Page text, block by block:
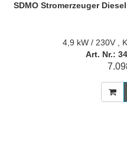
SDMO Stromerzeuger
4,9 kW / 230V ,
Art. Nr.: